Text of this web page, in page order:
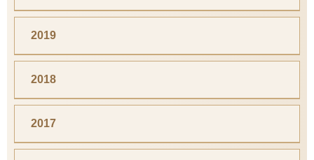
2019
2018
2017